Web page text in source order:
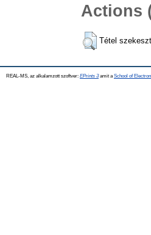
Actions
Tétel
REAL-MS, az alkalamzott szoftver: EPrints 3amit a School of